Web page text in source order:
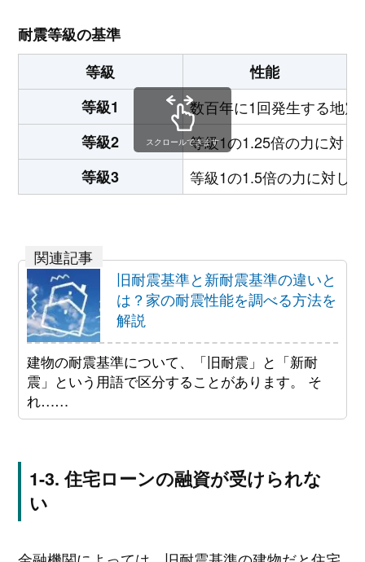
耐震等級の基準
等級
性能
等級1
数百年に1回発生する地
等級2
等級1の1.25倍の力に対
等級3
等級1の1.5倍の力に対し
スクロールできます
旧耐震基準と新耐震基準の違いと
は？家の耐震性能を調べる方法を
解説
建物の耐震基準について、「旧耐震」と「新耐
震」という用語で区分することがあります。 そ
れ……
住宅ローンの融資が受けられな
い